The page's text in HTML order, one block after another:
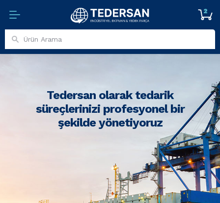
2
Tedersan olarak tedarik
süreçlerinizi profesyonel bir
şekilde yönetiyoruz